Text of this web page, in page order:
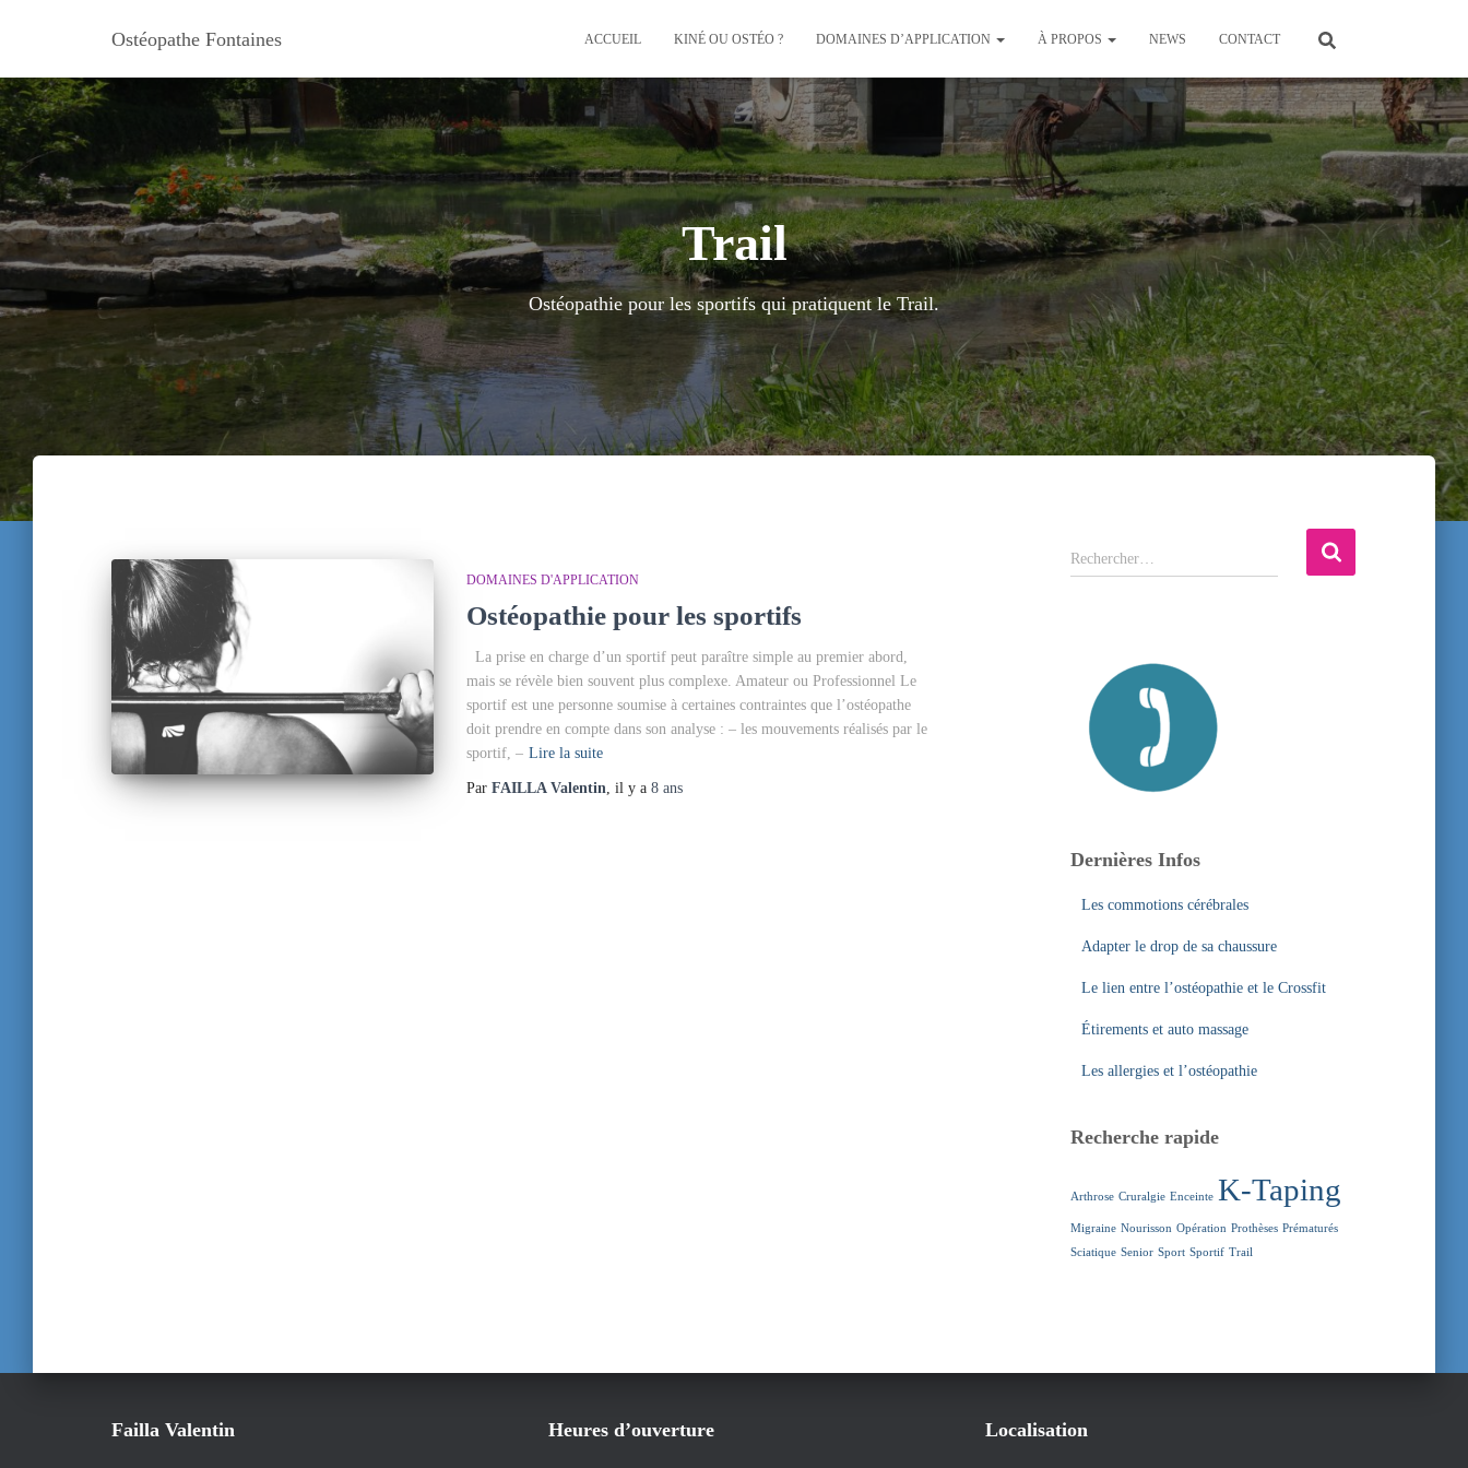
Ostéopathe Fontaines ACCUEIL KINÉ OU OSTÉO ? DOMAINES D’APPLICATION À PROPOS NEWS CONTACT
Trail
Ostéopathie pour les sportifs qui pratiquent le Trail.
DOMAINES D'APPLICATION
Ostéopathie pour les sportifs
La prise en charge d’un sportif peut paraître simple au premier abord,
mais se révèle bien souvent plus complexe. Amateur ou Professionnel Le
sportif est une personne soumise à certaines contraintes que l’ostéopathe
doit prendre en compte dans son analyse : – les mouvements réalisés par le
sportif, – Lire la suite
Par FAILLA Valentin, il y a 8 ans
R
e
Rechercher…
Dernières Infos
Les commotions cérébrales
Adapter le drop de sa chaussure
Le lien entre l’ostéopathie et le Crossfit
Étirements et auto massage
Les allergies et l’ostéopathie
Recherche rapide
Arthrose Cruralgie Enceinte K-Taping
Migraine Nourisson Opération Prothèses Prématurés
Sciatique Senior Sport Sportif Trail
Failla Valentin Heures d’ouverture Localisation